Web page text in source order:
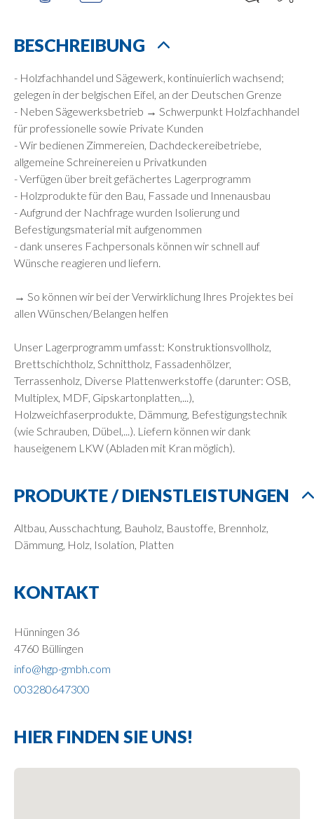
BESCHREIBUNG
- Holzfachhandel und Sägewerk, kontinuierlich wachsend;
gelegen in der belgischen Eifel, an der Deutschen Grenze
- Neben Sägewerksbetrieb → Schwerpunkt Holzfachhandel
für professionelle sowie Private Kunden
- Wir bedienen Zimmereien, Dachdeckereibetriebe,
allgemeine Schreinereien u Privatkunden
- Verfügen über breit gefächertes Lagerprogramm
- Holzprodukte für den Bau, Fassade und Innenausbau
- Aufgrund der Nachfrage wurden Isolierung und
Befestigungsmaterial mit aufgenommen
- dank unseres Fachpersonals können wir schnell auf
Wünsche reagieren und liefern.
→ So können wir bei der Verwirklichung Ihres Projektes bei
allen Wünschen/Belangen helfen
Unser Lagerprogramm umfasst: Konstruktionsvollholz,
Brettschichtholz, Schnittholz, Fassadenhölzer,
Terrassenholz, Diverse Plattenwerkstoffe (darunter: OSB,
Multiplex, MDF, Gipskartonplatten,...),
Holzweichfaserprodukte, Dämmung, Befestigungstechnik
(wie Schrauben, Dübel,...). Liefern können wir dank
hauseigenem LKW (Abladen mit Kran möglich).
PRODUKTE / DIENSTLEISTUNGEN
Altbau, Ausschachtung, Bauholz, Baustoffe, Brennholz,
Dämmung, Holz, Isolation, Platten
KONTAKT
Hünningen 36
4760 Büllingen
info@hgp-gmbh.com
003280647300
HIER FINDEN SIE UNS!